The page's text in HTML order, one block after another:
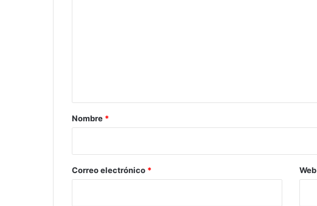
r
*
Nombre *
Correo electrónico * Web